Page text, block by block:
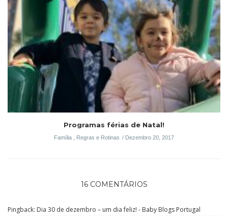
Programas férias de Natal!
Família Regras e Rotinas Dezembro 20, 2017
16 COMENTÁRIOS
Pingback: Dia 30 de dezembro – um dia feliz! - Baby Blogs Portugal